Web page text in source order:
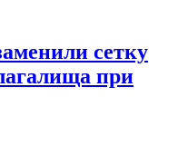
сетку
при